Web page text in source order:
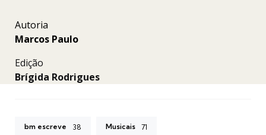
Autoria
Marcos Paulo
Edição
Brígida Rodrigues
bm escreve 38 Musicais 71